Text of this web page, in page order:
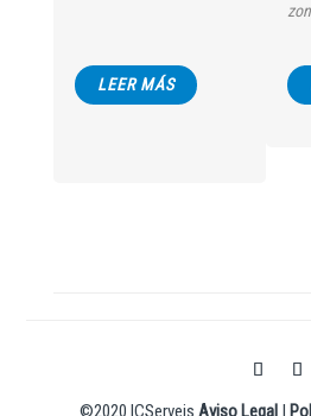
LEER MÁS
©2020 ICServeisAviso Legal |